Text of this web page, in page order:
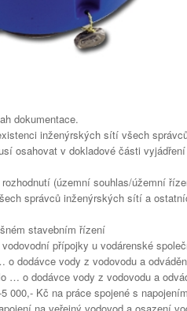
dokumentace.
inženýrských sítí všech
osahovat v dokladové části
(územní souhlas/úžemní
správců inženýrských sítí a
stavebním řízení
přípojky u vodárenské
dodávce vody z vodovodu a
… o dodávce vody z vodovodu a
000,- Kč na práce spojené s